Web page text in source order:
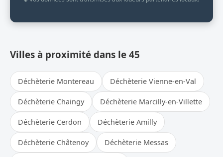
Villes à proximité dans le 45
Déchèterie Montereau Déchèterie Vienne-en-Val
Déchèterie Chaingy Déchèterie Marcilly-en-Villette
Déchèterie Cerdon Déchèterie Amilly
Déchèterie Châtenoy Déchèterie Messas